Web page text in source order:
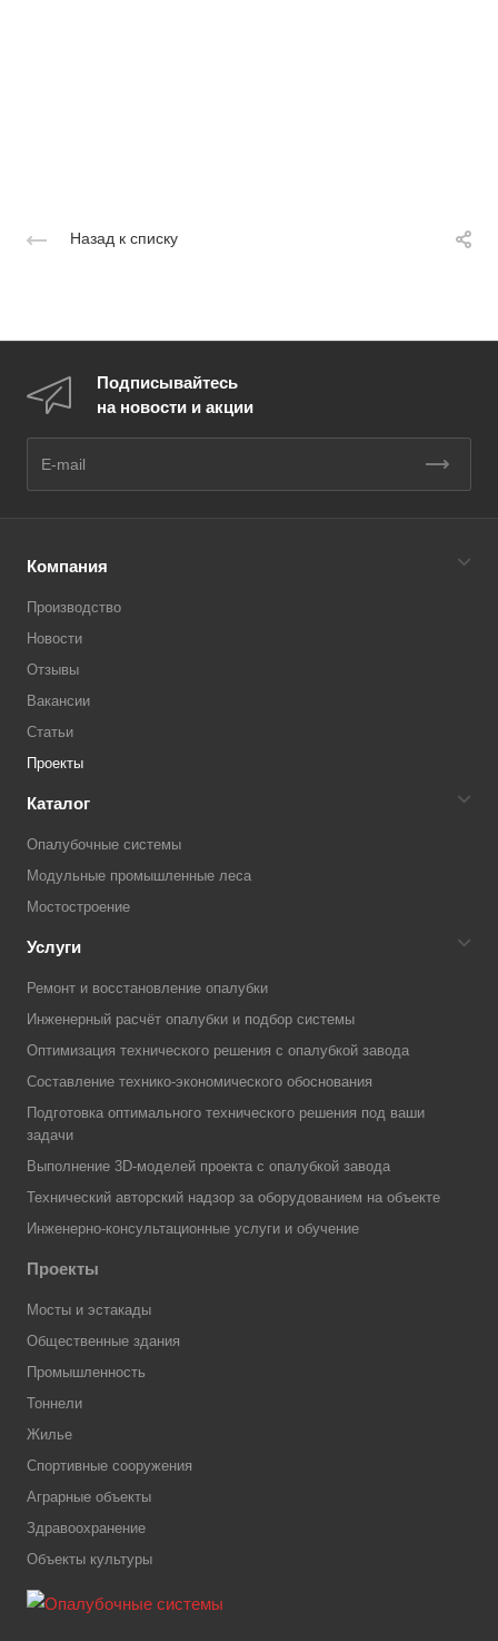
Назад к списку
Подписывайтесь
на новости и акции
Компания
Производство
Новости
Отзывы
Вакансии
Статьи
Проекты
Каталог
Опалубочные системы
Модульные промышленные леса
Мостостроение
Услуги
Ремонт и восстановление опалубки
Инженерный расчёт опалубки и подбор системы
Оптимизация технического решения с опалубкой завода
Составление технико-экономического обоснования
Подготовка оптимального технического решения под ваши
задачи
Выполнение 3D-моделей проекта с опалубкой завода
Технический авторский надзор за оборудованием на объекте
Инженерно-консультационные услуги и обучение
Проекты
Мосты и эстакады
Общественные здания
Промышленность
Тоннели
Жилье
Спортивные сооружения
Аграрные объекты
Здравоохранение
Объекты культуры